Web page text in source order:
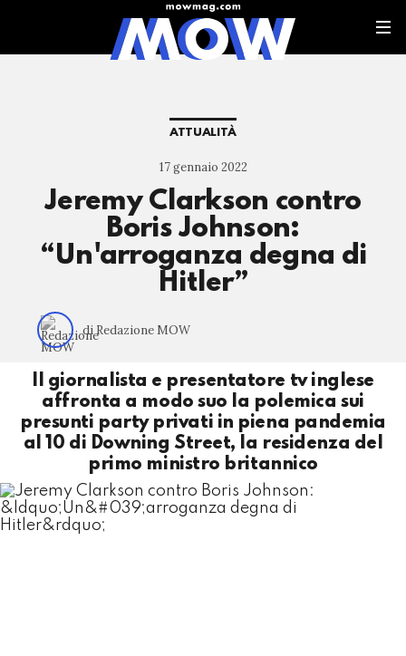
ATTUALITÀ
17 gennaio 2022
Jeremy Clarkson contro
Boris Johnson:
“Un'arroganza degna di
Hitler”
di Redazione MOW
Il giornalista e presentatore tv inglese
affronta a modo suo la polemica sui
presunti party privati in piena pandemia
al 10 di Downing Street, la residenza del
primo ministro britannico